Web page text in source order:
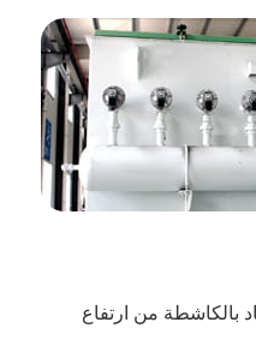
بالكاشطة من ارتفاع